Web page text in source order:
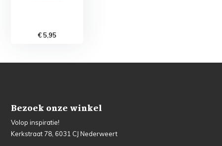
€ 5,95
Bezoek onze winkel
Volop inspiratie!
Kerkstraat 78, 6031 CJ Nederweert